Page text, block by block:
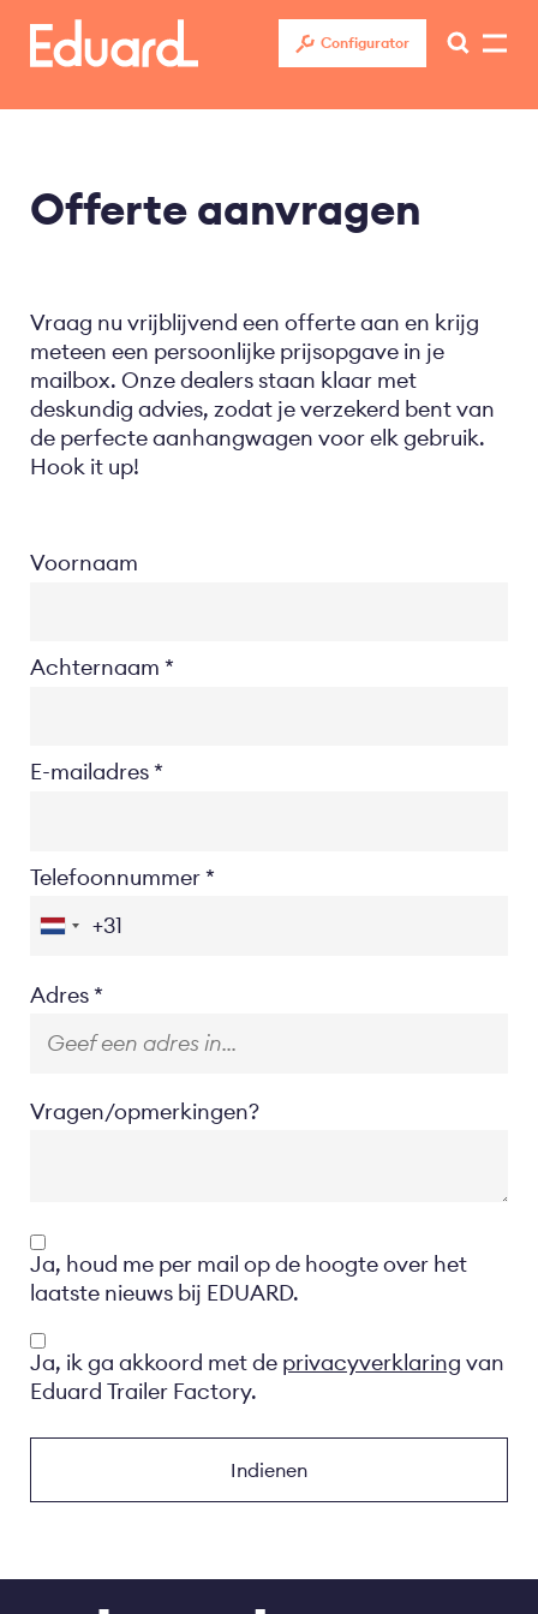
Overslaan
naar
Configurator
Offerte aanvragen
Vraag nu vrijblijvend een offerte aan en krijg
meteen een persoonlijke prijsopgave in je
mailbox. Onze dealers staan klaar met
deskundig advies, zodat je verzekerd bent van
de perfecte aanhangwagen voor elk gebruik.
Hook it up!
Voornaam
Achternaam
E-mailadres
Telefoonnummer
Location
Adres
Vragen/opmerkingen?
Opt-
in
Ja, houd me per mail op de hoogte over het
laatste nieuws bij EDUARD.
Privacyverklaring
Ja, ik ga akkoord met de privacyverklaring van
Eduard Trailer Factory.